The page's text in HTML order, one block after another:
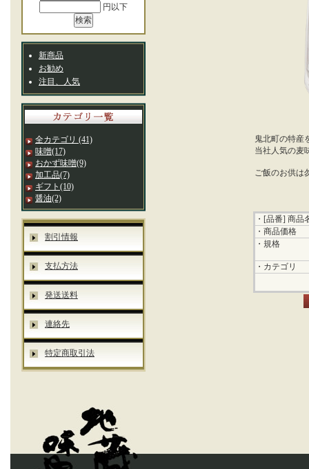
円以下
新商品
お勧め
注目、人気
全カテゴリ (41)
味噌(17)
おかず味噌(9)
加工品(7)
ギフト (10)
醤油(2)
割引情報
支払方法
発送送料
連絡先
特定商取引法
鬼北町の特産
当社人気の麦
ご飯のお供は
・[品番] 商品
・商品価格
・規格
・カテゴリ